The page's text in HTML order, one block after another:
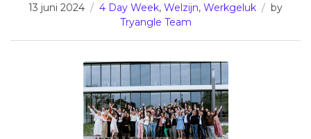
13 juni 2024 4 Day Week, Welzijn, Werkgeluk
by
Tryangle Team